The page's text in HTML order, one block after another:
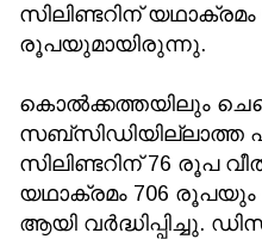
സിലിണ്ടറിന്
രൂപയുമായിരുന്നു.
കൊൽക്കത്തയിലും
സബ്‌സിഡിയില്ലാത്ത
സിലിണ്ടറിന് 76 രൂപ
യഥാക്രമം 706 രൂപയും
ആയി വർദ്ധിപ്പിച്ചു.